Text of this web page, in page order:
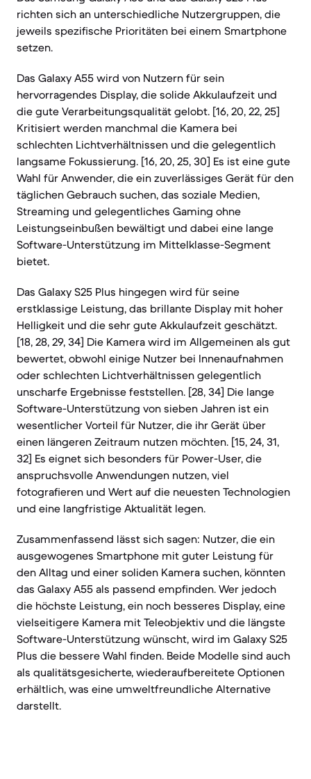
richten sich an unterschiedliche Nutzergruppen, die
jeweils spezifische Prioritäten bei einem Smartphone
setzen.
Das Galaxy A55 wird von Nutzern für sein
hervorragendes Display, die solide Akkulaufzeit und
die gute Verarbeitungsqualität gelobt. [16, 20, 22, 25]
Kritisiert werden manchmal die Kamera bei
schlechten Lichtverhältnissen und die gelegentlich
langsame Fokussierung. [16, 20, 25, 30] Es ist eine gute
Wahl für Anwender, die ein zuverlässiges Gerät für den
täglichen Gebrauch suchen, das soziale Medien,
Streaming und gelegentliches Gaming ohne
Leistungseinbußen bewältigt und dabei eine lange
Software-Unterstützung im Mittelklasse-Segment
bietet.
Das Galaxy S25 Plus hingegen wird für seine
erstklassige Leistung, das brillante Display mit hoher
Helligkeit und die sehr gute Akkulaufzeit geschätzt.
[18, 28, 29, 34] Die Kamera wird im Allgemeinen als gut
bewertet, obwohl einige Nutzer bei Innenaufnahmen
oder schlechten Lichtverhältnissen gelegentlich
unscharfe Ergebnisse feststellen. [28, 34] Die lange
Software-Unterstützung von sieben Jahren ist ein
wesentlicher Vorteil für Nutzer, die ihr Gerät über
einen längeren Zeitraum nutzen möchten. [15, 24, 31,
32] Es eignet sich besonders für Power-User, die
anspruchsvolle Anwendungen nutzen, viel
fotografieren und Wert auf die neuesten Technologien
und eine langfristige Aktualität legen.
Zusammenfassend lässt sich sagen: Nutzer, die ein
ausgewogenes Smartphone mit guter Leistung für
den Alltag und einer soliden Kamera suchen, könnten
das Galaxy A55 als passend empfinden. Wer jedoch
die höchste Leistung, ein noch besseres Display, eine
vielseitigere Kamera mit Teleobjektiv und die längste
Software-Unterstützung wünscht, wird im Galaxy S25
Plus die bessere Wahl finden. Beide Modelle sind auch
als qualitätsgesicherte, wiederaufbereitete Optionen
erhältlich, was eine umweltfreundliche Alternative
darstellt.